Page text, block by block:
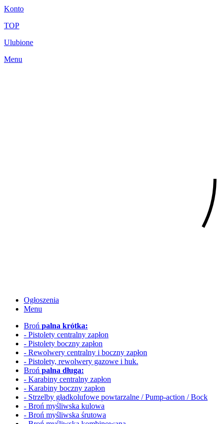
Konto
TOP
Ulubione
Menu
Ogłoszenia
Menu
Broń palna krótka:
- Pistolety centralny zapłon
- Pistolety boczny zapłon
- Rewolwery centralny i boczny zapłon
- Pistolety, rewolwery gazowe i huk.
Broń palna długa:
- Karabiny centralny zapłon
- Karabiny boczny zapłon
- Strzelby gładkolufowe powtarzalne / Pump-action / Bock
- Broń myśliwska kulowa
- Broń myśliwska śrutowa